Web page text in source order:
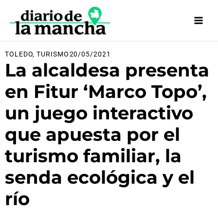
contenido
TOLEDO,TURISMO20/05/2021
La alcaldesa presenta
en Fitur ‘Marco Topo’,
un juego interactivo
que apuesta por el
turismo familiar, la
senda ecológica y el
río